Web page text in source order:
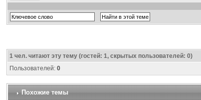
1 чел. читают эту тему (гостей: 1, скрытых пользователей: 0)
Пользователей:0
Похожие темы